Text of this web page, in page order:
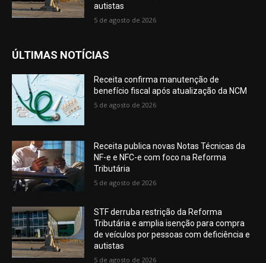
autistas
5 de agosto de 2026
ÚLTIMAS NOTÍCIAS
Receita confirma manutenção de
benefício fiscal após atualização da NCM
5 de agosto de 2026
Receita publica novas Notas Técnicas da
NF-e e NFC-e com foco na Reforma
Tributária
5 de agosto de 2026
STF derruba restrição da Reforma
Tributária e amplia isenção para compra
de veículos por pessoas com deficiência e
autistas
5 de agosto de 2026